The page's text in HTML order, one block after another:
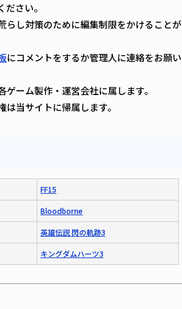
さい。
らし対策のために編集制限をかけることが
にコメントをするか管理人に連絡をお願い
ーム製作・運営会社に属します。
当サイトに帰属します。
FF15
Bloodborne
英雄伝説 閃の軌跡3
キングダムハーツ3